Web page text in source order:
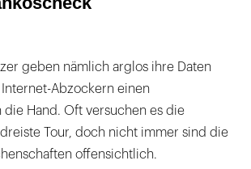
geben nämlich arglos ihre Daten
Abzockern einen
die Hand. Oft versuchen es die
dreiste Tour, doch nicht immer sind die
offensichtlich.